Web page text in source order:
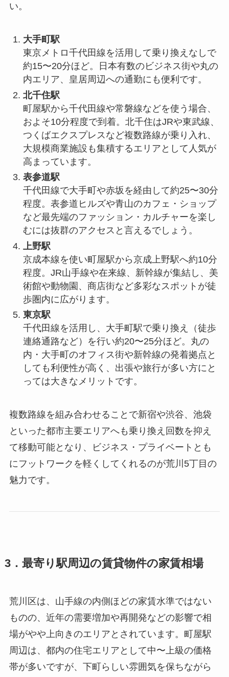
い。
大手町駅
東京メトロ千代田線を活用して乗り換えなしで
約15〜20分ほど。日本有数のビジネス街や丸の
内エリア、皇居周辺への通勤にも便利です。
北千住駅
町屋駅から千代田線や常磐線などを使う場合、
およそ10分程度で到着。北千住はJRや東武線、
つくばエクスプレスなど複数路線が乗り入れ、
大規模商業施設も集積するエリアとして人気が
高まっています。
表参道駅
千代田線で大手町や赤坂を経由して約25〜30分
程度。表参道ヒルズや青山のカフェ・ショップ
など最先端のファッション・カルチャーを楽し
むには抜群のアクセスと言えるでしょう。
上野駅
京成本線を使い町屋駅から京成上野駅へ約10分
程度。JR山手線や在来線、新幹線が集結し、美
術館や動物園、商店街など多彩なスポットが徒
歩圏内に広がります。
東京駅
千代田線を活用し、大手町駅で乗り換え（徒歩
連絡通路など）を行い約20〜25分ほど。丸の
内・大手町のオフィス街や新幹線の発着拠点と
しても利便性が高く、出張や旅行が多い方にと
っては大きなメリットです。
複数路線を組み合わせることで新宿や渋谷、池袋
といった都市主要エリアへも乗り換え回数を抑え
て移動可能となり、ビジネス・プライベートとも
にフットワークを軽くしてくれるのが荒川5丁目の
魅力です。
3．最寄り駅周辺の賃貸物件の家賃相場
荒川区は、山手線の内側ほどの家賃水準ではない
ものの、近年の需要増加や再開発などの影響で相
場がやや上向きのエリアとされています。町屋駅
周辺は、都内の住宅エリアとして中〜上級の価格
帯が多いですが、下町らしい雰囲気を保ちながら